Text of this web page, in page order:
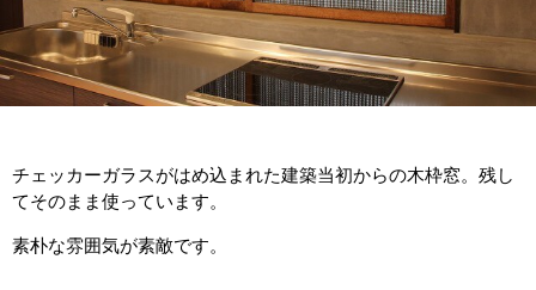
チェッカーガラスがはめ込まれた建築当初からの木枠窓。残し
てそのまま使っています。
素朴な雰囲気が素敵です。